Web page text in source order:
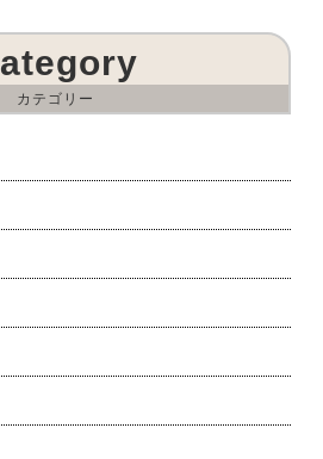
Category
カテゴリー